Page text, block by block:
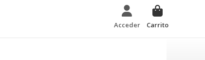
Acceder Carrito